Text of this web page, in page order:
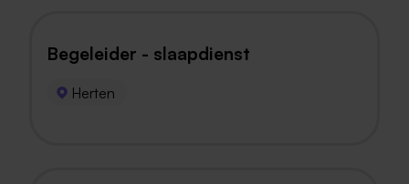
Begeleider - slaapdienst
Herten